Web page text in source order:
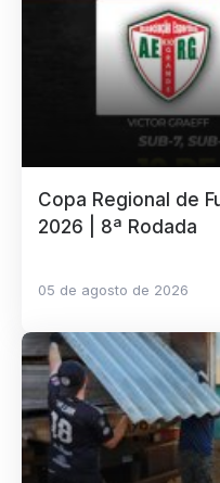
Copa Regional de
2026 | 8ª Rodada
05 de agosto de 2026